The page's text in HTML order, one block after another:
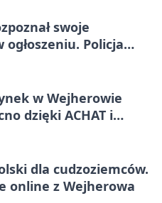
swoje
Policja
w Wejherowie
dzięki ACHAT i
dla cudzoziemców.
online z Wejherowa